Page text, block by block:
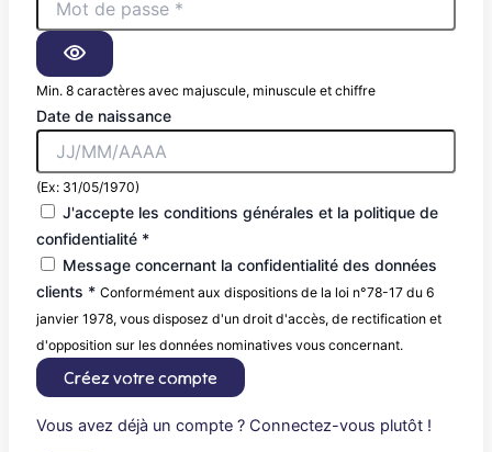
Min. 8 caractères avec majuscule, minuscule et chiffre
Date de naissance
(Ex: 31/05/1970)
J'accepte les conditions générales et la politique de
confidentialité *
Message concernant la confidentialité des données
clients * Conformément aux dispositions de la loi n°78-17 du 6
janvier 1978, vous disposez d'un droit d'accès, de rectification et
d'opposition sur les données nominatives vous concernant.
Créez votre compte
Vous avez déjà un compte ? Connectez-vous plutôt !